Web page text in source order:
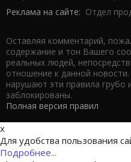
Реклама на сайте: Отдел
Оставляя комментарий,
содержание и тон Вашего
реальных людей,
отношение к данной
нарушают эти правила грубо
заблокированы.
Полная версия правил
x
Для удобства пользования
Подробнее...